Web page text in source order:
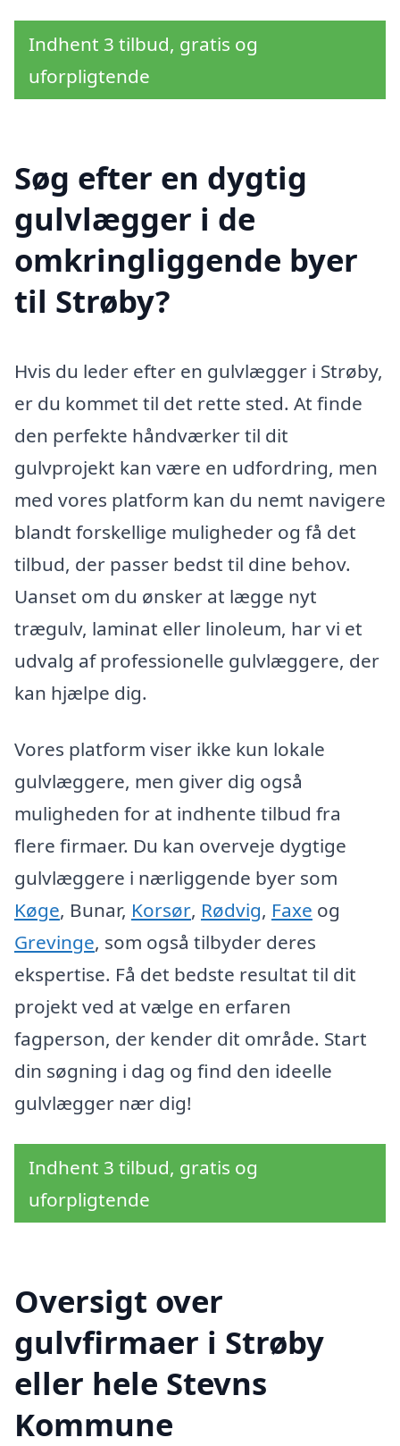
Indhent 3 tilbud, gratis og
uforpligtende
Søg efter en dygtig
gulvlægger i de
omkringliggende byer
til Strøby?
Hvis du leder efter en gulvlægger i Strøby,
er du kommet til det rette sted. At finde
den perfekte håndværker til dit
gulvprojekt kan være en udfordring, men
med vores platform kan du nemt navigere
blandt forskellige muligheder og få det
tilbud, der passer bedst til dine behov.
Uanset om du ønsker at lægge nyt
trægulv, laminat eller linoleum, har vi et
udvalg af professionelle gulvlæggere, der
kan hjælpe dig.
Vores platform viser ikke kun lokale
gulvlæggere, men giver dig også
muligheden for at indhente tilbud fra
flere firmaer. Du kan overveje dygtige
gulvlæggere i nærliggende byer som
Køge, Bunar, Korsør, Rødvig, Faxe og
Grevinge, som også tilbyder deres
ekspertise. Få det bedste resultat til dit
projekt ved at vælge en erfaren
fagperson, der kender dit område. Start
din søgning i dag og find den ideelle
gulvlægger nær dig!
Indhent 3 tilbud, gratis og
uforpligtende
Oversigt over
gulvfirmaer i Strøby
eller hele Stevns
Kommune